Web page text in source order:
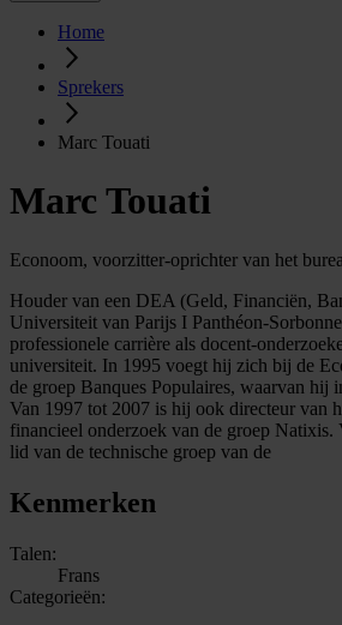
Home
Sprekers
Marc Touati
Marc Touati
Econoom, voorzitter-oprichter van het
Houder van een DEA (Geld, Financiën,
Universiteit van Parijs I Panthéon-
professionele carrière als docent-
universiteit. In 1995 voegt hij zich bij de
de groep Banques Populaires, waarvan hij
Van 1997 tot 2007 is hij ook directeur van
financieel onderzoek van de groep Natixis.
lid van de technische groep van de
Kenmerken
Talen:
Frans
Categorieën: